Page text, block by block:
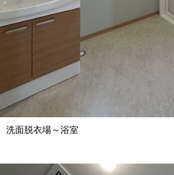
洗面脱衣場～浴室